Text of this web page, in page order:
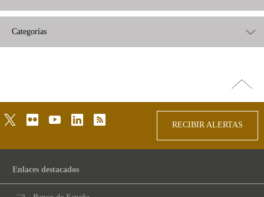
Categorías
arriba
twitterflickr youtubelinkedinrss
RECIBIR ALERTAS
Enlaces destacados